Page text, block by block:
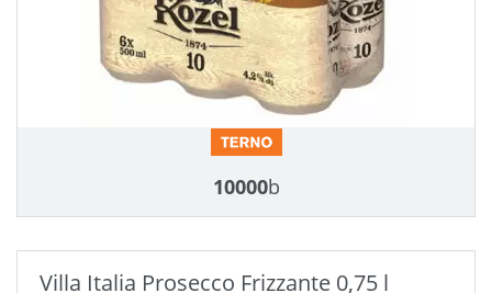
10000b
Villa Italia Prosecco Frizzante 0,75 l